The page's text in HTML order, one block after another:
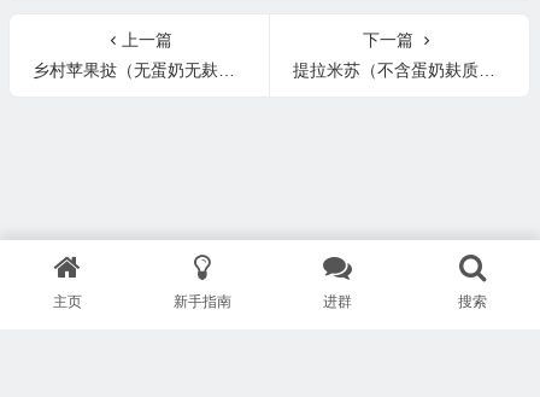
上一篇
乡村苹果挞（无蛋奶无麸质配方）Rustic Apple Galette (Egg/Dairy/Gluten-free)
下一篇
提拉米苏（不含蛋奶麸质咖啡或巧克力）Tiramisu (Egg/Dairy/Chocolate/Coffee-free)
主页 新手指南 进群 搜索